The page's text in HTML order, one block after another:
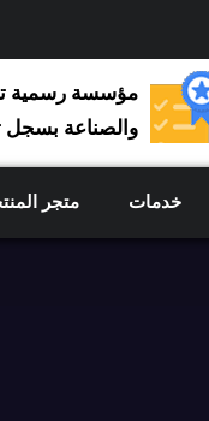
مؤسسة رسمية
والصناعة بسجل
خدمات متجر